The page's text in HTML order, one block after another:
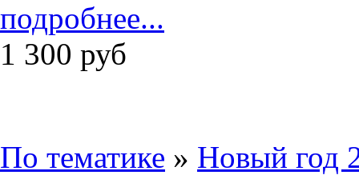
подробнее...
1 300 руб
По тематике » Новый год